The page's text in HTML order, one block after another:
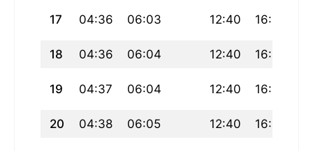
17 04:36 06:03 12:40 16:19
18 04:36 06:04 12:40 16:18
19 04:37 06:04 12:40 16:18
20 04:38 06:05 12:40 16:18